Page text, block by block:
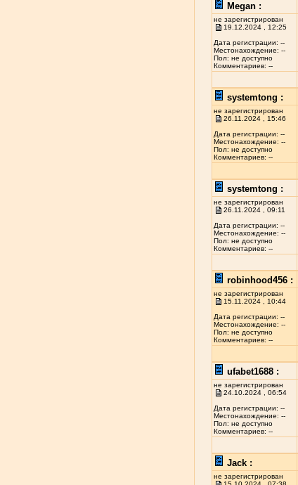
Megan :
не зарегистрирован
19.12.2024 , 12:25
Дата регистрации: --
Местонахождение: --
Пол: не доступно
Комментариев: --
systemtong :
не зарегистрирован
26.11.2024 , 15:46
Дата регистрации: --
Местонахождение: --
Пол: не доступно
Комментариев: --
systemtong :
не зарегистрирован
26.11.2024 , 09:11
Дата регистрации: --
Местонахождение: --
Пол: не доступно
Комментариев: --
robinhood456 :
не зарегистрирован
15.11.2024 , 10:44
Дата регистрации: --
Местонахождение: --
Пол: не доступно
Комментариев: --
ufabet1688 :
не зарегистрирован
24.10.2024 , 06:54
Дата регистрации: --
Местонахождение: --
Пол: не доступно
Комментариев: --
Jack :
не зарегистрирован